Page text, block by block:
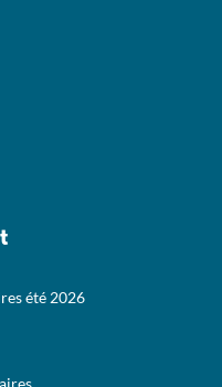
été 2026